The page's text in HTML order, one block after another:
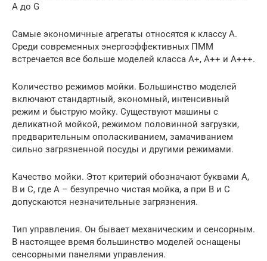
А до G
Самые экономичные агрегаты относятся к классу А.
Среди современных энергоэффективных ПММ
встречается все больше моделей класса А+, А++ и А+++.
Количество режимов мойки. Большинство моделей
включают стандартный, экономный, интенсивный
режим и быструю мойку. Существуют машины с
деликатной мойкой, режимом половинной загрузки,
предварительным ополаскиванием, замачиванием
сильно загрязненной посуды и другими режимами.
Качество мойки. Этот критерий обозначают буквами А,
В и С, где А – безупречно чистая мойка, а при В и С
допускаются незначительные загрязнения.
Тип управления. Он бывает механическим и сенсорным.
В настоящее время большинство моделей оснащены
сенсорными панелями управления.